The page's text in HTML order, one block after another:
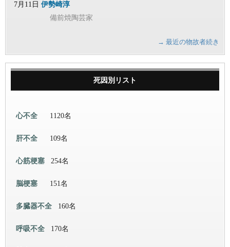
7月11日 伊勢崎淳
備前焼陶芸家
→ 最近の物故者続き
死因別リスト
心不全 1120名
肝不全 109名
心筋梗塞 254名
脳梗塞 151名
多臓器不全 160名
呼吸不全 170名